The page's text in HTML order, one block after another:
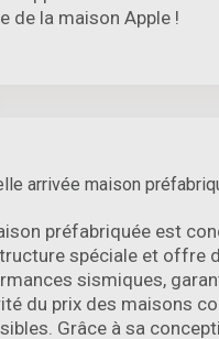
de la maison Apple !
arrivée maison
préfabriquée est
spéciale et offre
sismiques,
du prix des maisons
Grâce à sa